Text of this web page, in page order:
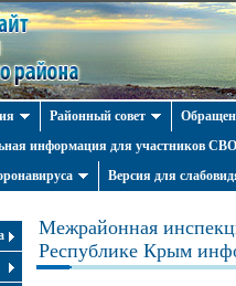
Районный совет
информация для участников СВО
Версия для
Межрайонная
Республике Крым